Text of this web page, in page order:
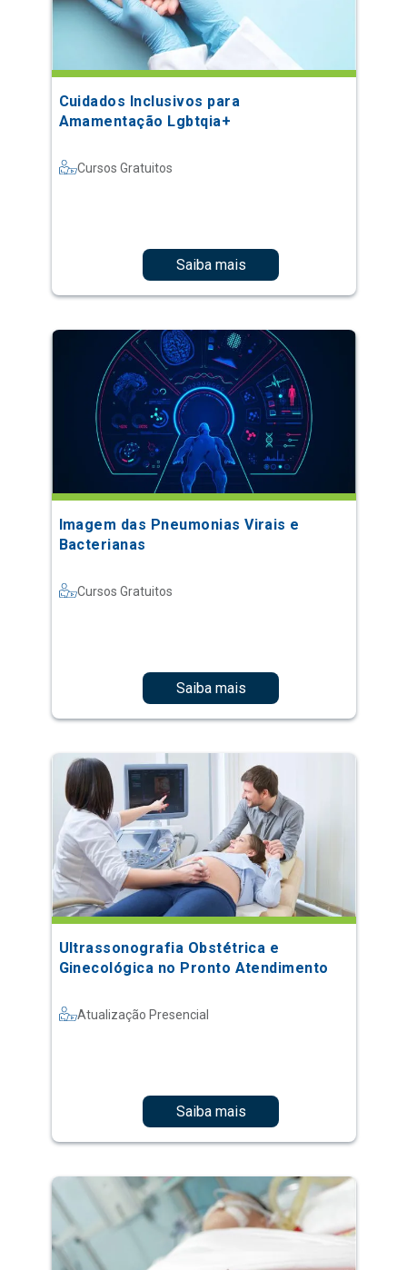
Cuidados Inclusivos para
Amamentação Lgbtqia+
Cursos Gratuitos
Saiba mais
Imagem das Pneumonias Virais e
Bacterianas
Cursos Gratuitos
Saiba mais
Ultrassonografia Obstétrica e
Ginecológica no Pronto Atendimento
Atualização Presencial
Saiba mais